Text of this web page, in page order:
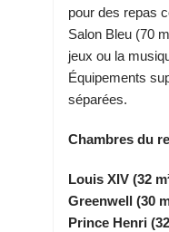
pour des repas
Salon Bleu (70
jeux ou la
Équipements
séparées.
Chambres du
Louis XIV (32
Greenwell (30
Prince Henri